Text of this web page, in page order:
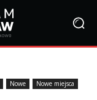
Nowe Nowe miejsca